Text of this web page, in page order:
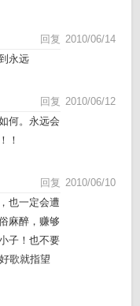
2010/06/14
回复
永远
2010/06/12
回复
何。永远会
！
2010/06/10
回复
也一定会遭
麻醉，赚够
子！也不要
歌就指望